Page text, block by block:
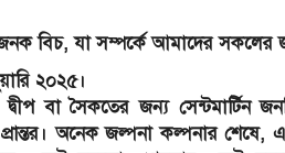
বিচ, যা সম্পর্কে আমাদের সকলের
২০২৫।
বা সৈকতের জন্য সেন্টমার্টিন
অনেক জল্পনা কল্পনার শেষে,